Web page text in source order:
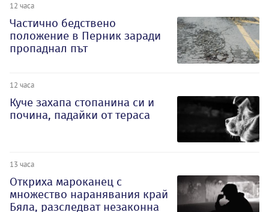
12 часа
Частично бедствено
положение в Перник заради
пропаднал път
12 часа
Куче захапа стопанина си и
почина, падайки от тераса
13 часа
Откриха мароканец с
множество наранявания край
Бяла, разследват незаконна